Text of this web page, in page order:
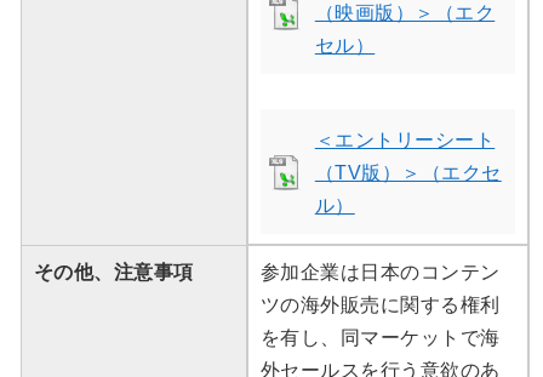
（映画版）＞（エク
セル）
＜エントリーシート
（TV版）＞（エクセ
ル）
その他、注意事項
参加企業は日本のコンテン
ツの海外販売に関する権利
を有し、同マーケットで海
外セールスを行う意欲のあ